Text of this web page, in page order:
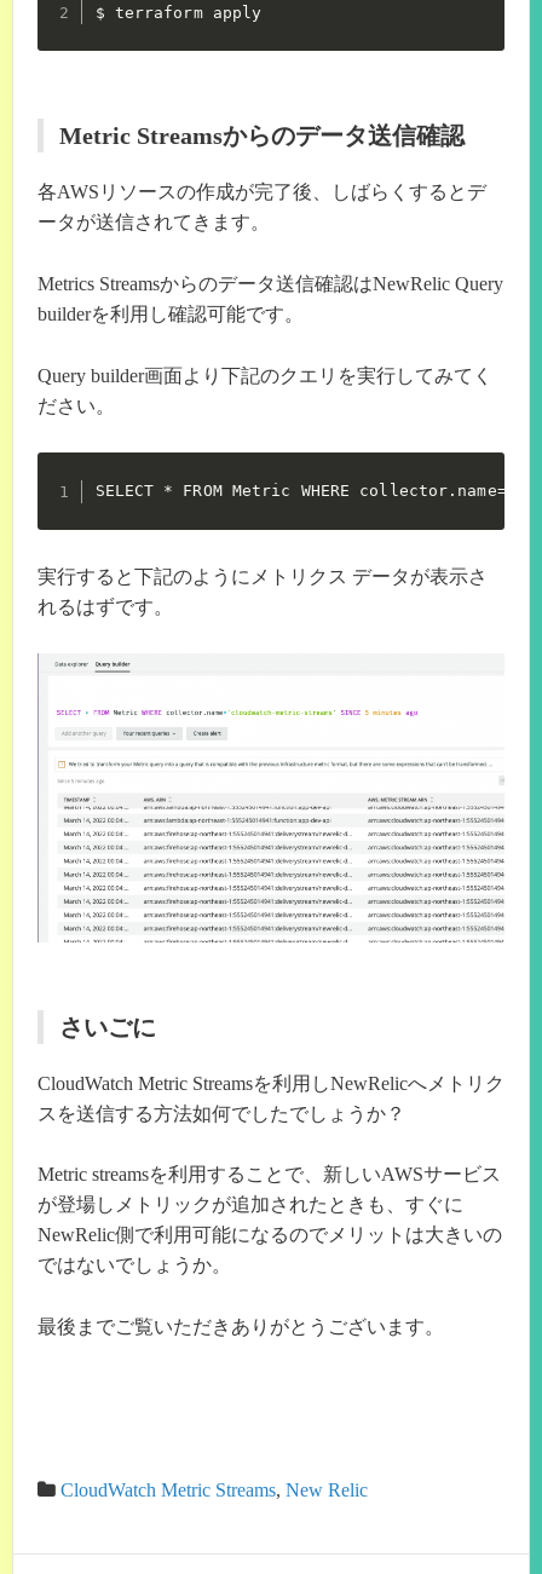
$ terraform apply
Metric Streamsからのデータ送信確認
各AWSリソースの作成が完了後、しばらくするとデ
ータが送信されてきます。
Metrics Streamsからのデータ送信確認はNewRelic Query
builderを利用し確認可能です。
Query builder画面より下記のクエリを実行してみてく
ださい。
SELECT * FROM Metric WHERE
実行すると下記のようにメトリクス データが表示さ
れるはずです。
さいごに
CloudWatch Metric Streamsを利用しNewRelicへメトリク
スを送信する方法如何でしたでしょうか？
Metric streamsを利用することで、新しいAWSサービス
が登場しメトリックが追加されたときも、すぐに
NewRelic側で利用可能になるのでメリットは大きいの
ではないでしょうか。
最後までご覧いただきありがとうございます。
CloudWatch Metric Streams, New Relic